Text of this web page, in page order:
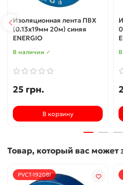
Изоляционная лента ПВХ
(0.13x19мм 20м) синяя
ENERGIO
В наличии ✓
25 грн.
В корзину
Товар, который вас может
PVCT-1920Bl